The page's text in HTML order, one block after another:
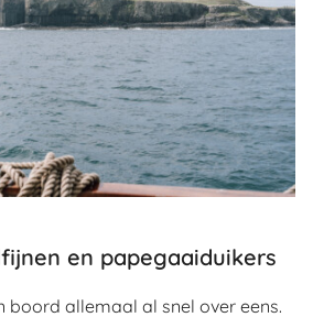
en papegaaiduikers
boord allemaal al snel over eens.